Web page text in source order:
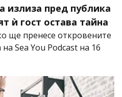
излиза пред публика
ѝ гост остава тайна
ще пренесе откровените
Sea You Podcast на 16